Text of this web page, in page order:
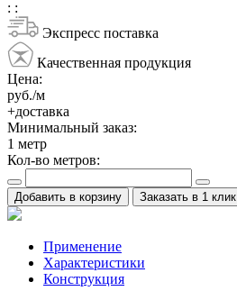
: :
Экспресс поставка
Качественная продукция
Цена:
руб./м
+доставка
Минимальный заказ:
1 метр
Кол-во метров:
Добавить в корзину Заказать в 1 клик
Применение
Характеристики
Конструкция